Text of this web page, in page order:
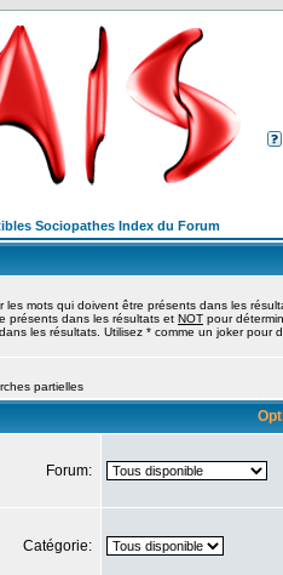
Sociopathes Index du Forum
les mots qui doivent être présents dans les
présents dans les résultats et NOT pour
les résultats. Utilisez * comme un joker pour
partielles
Forum:
Catégorie: